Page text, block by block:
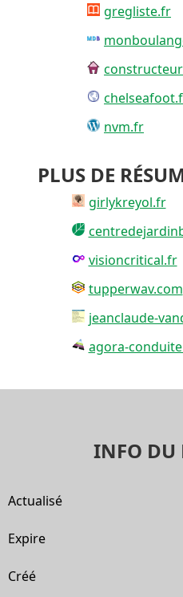
gregliste.fr
nvm.fr
PLUS DE
girlykreyol.fr
visioncritical.fr
tupperwav.com
jeanclaude-
agora-
INFO
Actualisé
Expire
Créé